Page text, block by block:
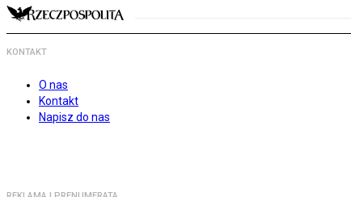
KONTAKT
O nas
Kontakt
Napisz do nas